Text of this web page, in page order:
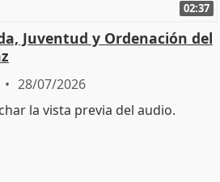
02:37
Juventud y Ordenación del
28/07/2026